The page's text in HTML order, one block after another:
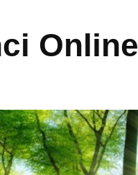
Online